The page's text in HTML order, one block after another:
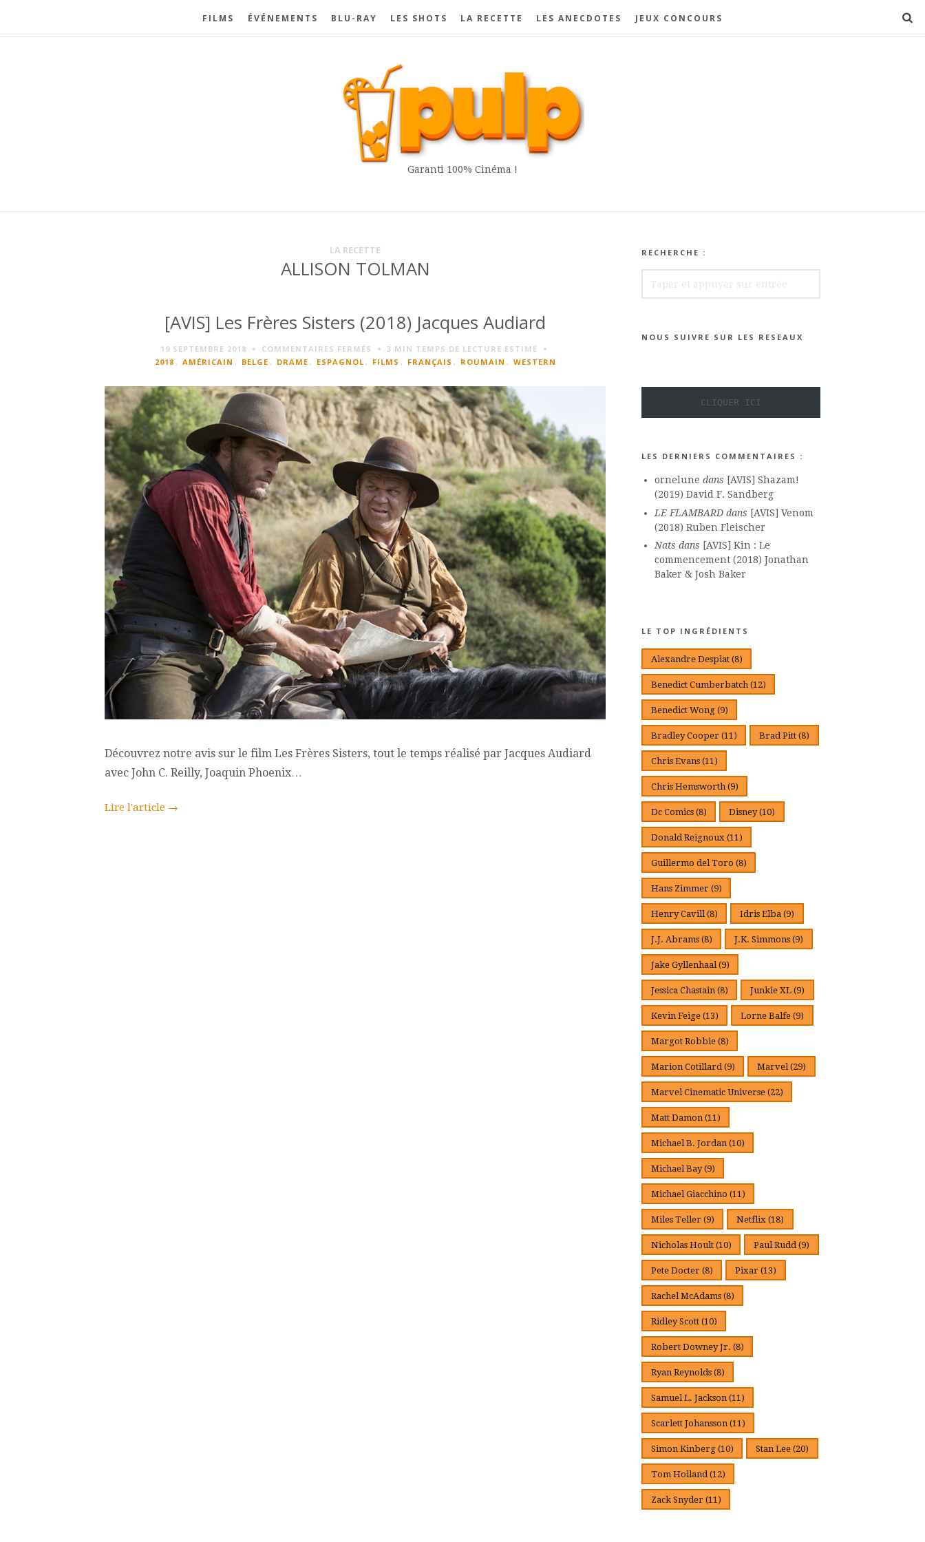
FILMS ÉVÉNEMENTS BLU-RAY LES SHOTS LA RECETTE LES ANECDOTES JEUX CONCOURS
Garanti 100% Cinéma !
LA RECETTE
ALLISON TOLMAN
[AVIS] Les Frères Sisters (2018) Jacques Audiard
19 SEPTEMBRE 2018 COMMENTAIRES FERMÉS SUR
[AVIS]
FRÈRES
SISTERS
(2018)
JACQUES
AUDIARD
3 MIN TEMPS DE LECTURE ESTIMÉ
2018 , AMÉRICAIN , BELGE , DRAME , ESPAGNOL , FILMS , FRANÇAIS , ROUMAIN , WESTERN
Découvrez notre avis sur le film Les Frères Sisters, tout le temps réalisé par Jacques Audiard
avec John C. Reilly, Joaquin Phoenix…
Lire l'article →
RECHERCHE :
NOUS SUIVRE SUR LES RESEAUX
CLIQUER ICI
LES DERNIERS COMMENTAIRES :
ornelune dans [AVIS] Shazam!
(2019) David F. Sandberg
LE FLAMBARD dans [AVIS] Venom
(2018) Ruben Fleischer
Nats dans [AVIS] Kin : Le
commencement (2018) Jonathan
Baker & Josh Baker
LE TOP INGRÉDIENTS
Alexandre Desplat(8)
Benedict Cumberbatch (12)
Benedict Wong(9)
Bradley Cooper(11) Brad Pitt (8)
Chris Evans(11)
Chris Hemsworth (9)
Dc Comics(8) Disney(10)
Donald Reignoux (11)
Guillermo del Toro (8)
Hans Zimmer(9)
Henry Cavill (8) Idris Elba (9)
J.J. Abrams(8) J.K. Simmons (9)
Jake Gyllenhaal (9)
Jessica Chastain (8) Junkie XL (9)
Kevin Feige(13) Lorne Balfe (9)
Margot Robbie(8)
Marion Cotillard (9) Marvel (29)
Marvel Cinematic Universe(22)
Matt Damon (11)
Michael B. Jordan (10)
Michael Bay(9)
Michael Giacchino (11)
Miles Teller(9) Netflix (18)
Nicholas Hoult(10) Paul Rudd (9)
Pete Docter(8) Pixar (13)
Rachel McAdams(8)
Ridley Scott(10)
Robert Downey Jr. (8)
Ryan Reynolds(8)
Samuel L. Jackson (11)
Scarlett Johansson (11)
Simon Kinberg(10) Stan Lee (20)
Tom Holland (12)
Zack Snyder(11)